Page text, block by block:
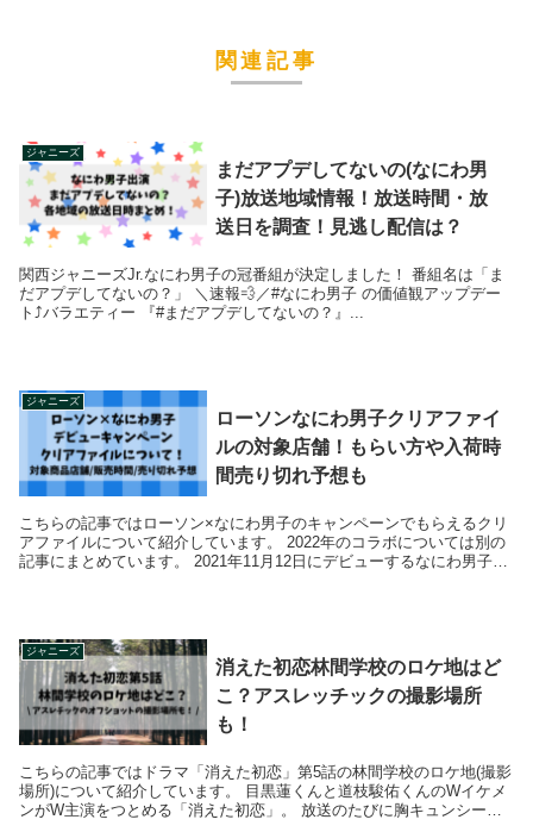
関連記事
ジャニーズ
まだアプデしてないの(なにわ男
子)放送地域情報！放送時間・放
送日を調査！見逃し配信は？
関西ジャニーズJr.なにわ男子の冠番組が決定しました！ 番組名は「ま
だアプデしてないの？」 ＼速報💨／#なにわ男子 の価値観アップデー
ト⤴️バラエティー 『#まだアプデしてないの？』...
ジャニーズ
ローソンなにわ男子クリアファイ
ルの対象店舗！もらい方や入荷時
間売り切れ予想も
こちらの記事ではローソン×なにわ男子のキャンペーンでもらえるクリ
アファイルについて紹介しています。 2022年のコラボについては別の
記事にまとめています。 2021年11月12日にデビューするなにわ男子と
ジャニーズ
消えた初恋林間学校のロケ地はど
こ？アスレッチックの撮影場所
も！
こちらの記事ではドラマ「消えた初恋」第5話の林間学校のロケ地(撮影
場所)について紹介しています。 目黒蓮くんと道枝駿佑くんのWイケメ
ンがW主演をつとめる「消えた初恋」。 放送のたびに胸キュンシーン